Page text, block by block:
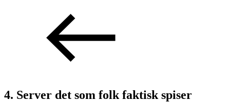
4. Server det som folk faktisk spiser